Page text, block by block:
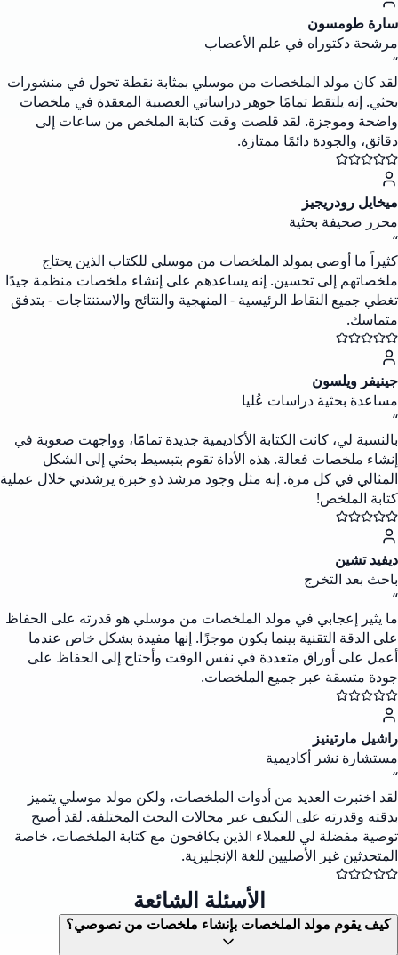
سارة طومسون
مرشحة دكتوراه في علم الأعصاب
“
لقد كان مولد الملخصات من موسلي بمثابة نقطة تحول في منشورات
بحثي. إنه يلتقط تمامًا جوهر دراساتي العصبية المعقدة في ملخصات
واضحة وموجزة. لقد قلصت وقت كتابة الملخص من ساعات إلى
دقائق، والجودة دائمًا ممتازة.
ميخايل رودريجيز
محرر صحيفة بحثية
“
كثيراً ما أوصي بمولد الملخصات من موسلي للكتاب الذين يحتاج
ملخصاتهم إلى تحسين. إنه يساعدهم على إنشاء ملخصات منظمة جيدًا
تغطي جميع النقاط الرئيسية - المنهجية والنتائج والاستنتاجات - بتدفق
متماسك.
جينيفر ويلسون
مساعدة بحثية دراسات عُليا
“
بالنسبة لي، كانت الكتابة الأكاديمية جديدة تمامًا، وواجهت صعوبة في
إنشاء ملخصات فعالة. هذه الأداة تقوم بتبسيط بحثي إلى الشكل
المثالي في كل مرة. إنه مثل وجود مرشد ذو خبرة يرشدني خلال عملية
كتابة الملخص!
ديفيد تشين
باحث بعد التخرج
“
ما يثير إعجابي في مولد الملخصات من موسلي هو قدرته على الحفاظ
على الدقة التقنية بينما يكون موجزًا. إنها مفيدة بشكل خاص عندما
أعمل على أوراق متعددة في نفس الوقت وأحتاج إلى الحفاظ على
جودة متسقة عبر جميع الملخصات.
راشيل مارتينيز
مستشارة نشر أكاديمية
“
لقد اختبرت العديد من أدوات الملخصات، ولكن مولد موسلي يتميز
بدقته وقدرته على التكيف عبر مجالات البحث المختلفة. لقد أصبح
توصية مفضلة لي للعملاء الذين يكافحون مع كتابة الملخصات، خاصة
المتحدثين غير الأصليين للغة الإنجليزية.
الأسئلة الشائعة
كيف يقوم مولد الملخصات بإنشاء ملخصات من نصوصي؟